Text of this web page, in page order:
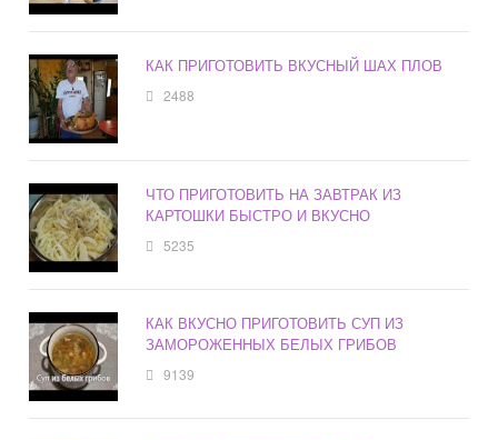
КАК ПРИГОТОВИТЬ ВКУСНЫЙ ШАХ ПЛОВ
2488
ЧТО ПРИГОТОВИТЬ НА ЗАВТРАК ИЗ
КАРТОШКИ БЫСТРО И ВКУСНО
5235
КАК ВКУСНО ПРИГОТОВИТЬ СУП ИЗ
ЗАМОРОЖЕННЫХ БЕЛЫХ ГРИБОВ
9139